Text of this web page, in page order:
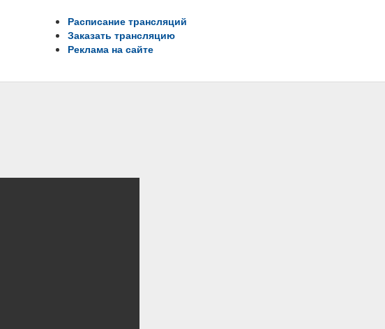
Расписание трансляций
Заказать трансляцию
Реклама на сайте